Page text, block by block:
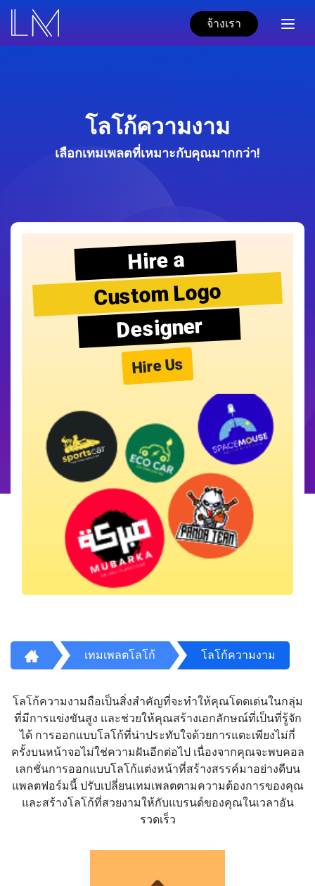
จ้างเรา
โลโก้ความงาม
เลือกเทมเพลตที่เหมาะกับคุณมากกว่า!
Hire a
Custom Logo
Designer
Hire Us
เทมเพลตโลโก้ โลโก้ความงาม
โลโก้ความงามถือเป็นสิ่งสำคัญที่จะทำให้คุณโดดเด่นในกลุ่ม
ที่มีการแข่งขันสูง และช่วยให้คุณสร้างเอกลักษณ์ที่เป็นที่รู้จัก
ได้ การออกแบบโลโก้ที่น่าประทับใจด้วยการแตะเพียงไม่กี่
ครั้งบนหน้าจอไม่ใช่ความฝันอีกต่อไป เนื่องจากคุณจะพบคอล
เลกชั่นการออกแบบโลโก้แต่งหน้าที่สร้างสรรค์มาอย่างดีบน
แพลตฟอร์มนี้ ปรับเปลี่ยนเทมเพลตตามความต้องการของคุณ
และสร้างโลโก้ที่สวยงามให้กับแบรนด์ของคุณในเวลาอัน
รวดเร็ว